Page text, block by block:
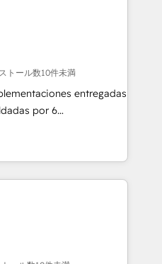
digital marketing. With
with tech companies
we are committed to
developing their
HubSpot through
seamless integration of
digital ecosystem. Would
support tailored
With 125+
(coast to coast), our
English & French.
トール数10件未満
entregadas
por 6
por HubSpot Academy.
en cada etapa de su
tecnología y
por combinar excelencia
a largo plazo.